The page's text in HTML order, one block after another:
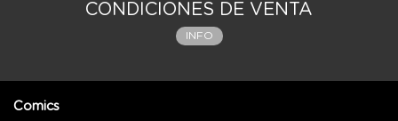
CONDICIONES DE VENTA
INFO
Comics